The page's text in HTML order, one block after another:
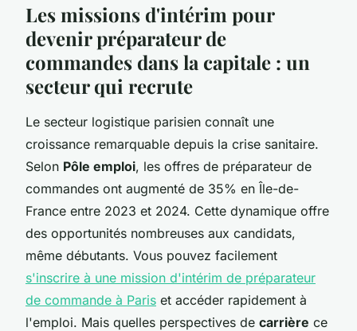
Les missions d'intérim pour
devenir préparateur de
commandes dans la capitale : un
secteur qui recrute
Le secteur logistique parisien connaît une
croissance remarquable depuis la crise sanitaire.
Selon Pôle emploi, les offres de préparateur de
commandes ont augmenté de 35% en Île-de-
France entre 2023 et 2024. Cette dynamique offre
des opportunités nombreuses aux candidats,
même débutants. Vous pouvez facilement
s'inscrire à une mission d'intérim de préparateur
de commande à Paris et accéder rapidement à
l'emploi. Mais quelles perspectives de carrière ce